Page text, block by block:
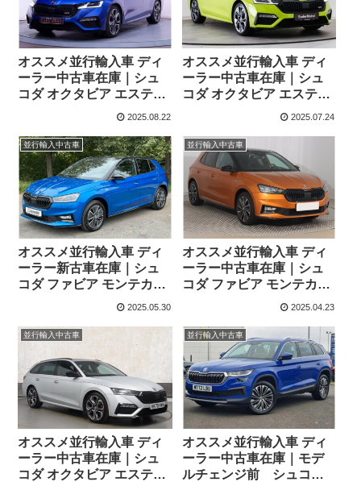
オススメ並行輸入車 ディ
ーラー中古車在庫｜シュ
コダ オクタビア エステー
ト2.0TSI vRS 7DSG 右ハ
2025.08.22
オススメ並行輸入車 ディ
ーラー中古車在庫｜シュ
コダ オクタビア エステー
2025.07.24
並行輸入中古車
オススメ並行輸入車 ディ
ーラー新古車在庫｜シュ
コダ ファビア モンテカル
ロ 1.0TSI 110ps 6MT 左ハ
2025.05.30
並行輸入中古車
オススメ並行輸入車 ディ
ーラー中古車在庫｜シュ
コダ ファビア モンテカル
ロ 1.0TSI 110ps 6MT 左ハ
2025.04.23
並行輸入中古車
オススメ並行輸入車 ディ
ーラー中古車在庫｜シュ
コダ オクタビア エステー
並行輸入中古車
オススメ並行輸入車 ディ
ーラー中古車在庫｜モデ
ルチェンジ前 シュコダ